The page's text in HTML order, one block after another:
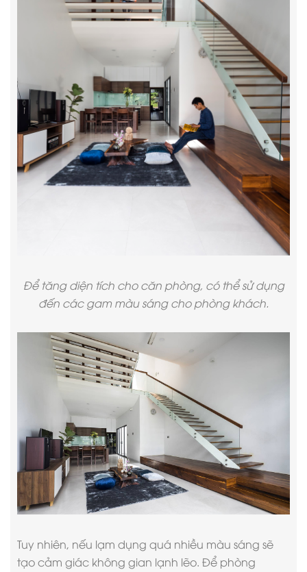
Để tăng diện tích cho căn phòng, có thể sử dụng
đến các gam màu sáng cho phòng khách.
Tuy nhiên, nếu lạm dụng quá nhiều màu sáng sẽ
tạo cảm giác không gian lạnh lẽo. Để phòng